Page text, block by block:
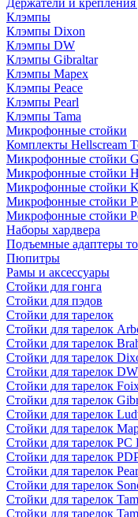
Держатели и крепления
Клэмпы
Клэмпы Dixon
Клэмпы DW
Клэмпы Gibraltar
Клэмпы Mapex
Клэмпы Peace
Клэмпы Pearl
Клэмпы Tama
Микрофонные стойки
Комплекты Hellscream
Микрофонные стойки
Микрофонные стойки
Микрофонные стойки
Микрофонные стойки
Микрофонные стойки
Наборы хардвера
Подъемные адаптеры
Пюпитры
Рамы и аксессуары
Стойки для гонга
Стойки для пэдов
Стойки для тарелок
Стойки для тарелок
Стойки для тарелок
Стойки для тарелок
Стойки для тарелок DW
Стойки для тарелок
Стойки для тарелок
Стойки для тарелок
Стойки для тарелок
Стойки для тарелок PC
Стойки для тарелок
Стойки для тарелок
Стойки для тарелок
Стойки для тарелок
Стойки для тарелок